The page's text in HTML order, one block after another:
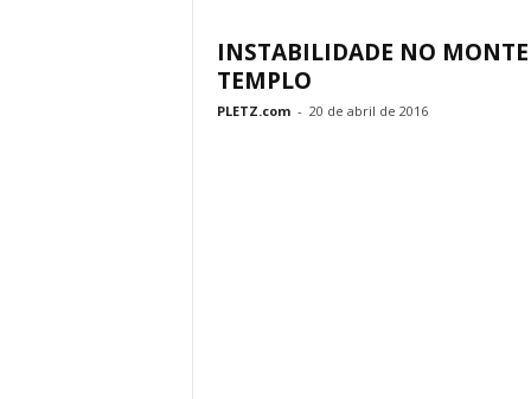
INSTABILIDADE NO
TEMPLO
PLETZ.com - 20 de abril de 2016